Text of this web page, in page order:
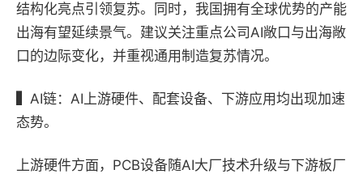
结构化亮点引领复苏。同时，我国拥有全球优势的产能
出海有望延续景气。建议关注重点公司AI敞口与出海敞
口的边际变化，并重视通用制造复苏情况。
AI链：AI上游硬件、配套设备、下游应用均出现加速
态势。
上游硬件方面，PCB设备随AI大厂技术升级与下游板厂